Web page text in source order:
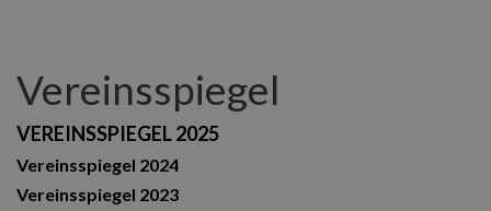
Vereinsspiegel
VEREINSSPIEGEL 2025
Vereinsspiegel 2024
Vereinsspiegel 2023